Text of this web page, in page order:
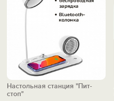
Настольная станция "Пит-
стоп"